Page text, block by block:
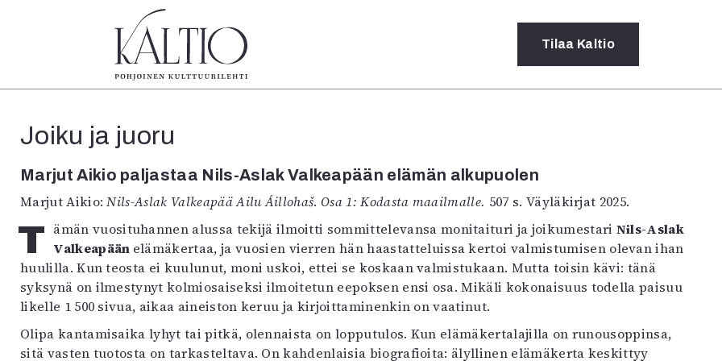
Tanssi
Tanssi
Levyt
4/2026
1/2026
6/2025
5/2025
Lehtiarkisto
Yhteistyössä
Toimitus
Kaltio ry
Tilaa Kaltio
Joiku ja juoru
Marjut Aikio paljastaa Nils-Aslak Valkeapään elämän alkupuolen
Marjut Aikio:Nils-Aslak Valkeapää Ailu Áillohaš. Osa 1: Kodasta maailmalle. 507 s. Väyläkirjat 2025.
Tämän vuosituhannen alussa tekijä ilmoitti sommittelevansa monitaituri ja joikumestari Nils-Aslak
Valkeapään elämäkertaa, ja vuosien vierren hän haastatteluissa kertoi valmistumisen olevan ihan
huulilla. Kun teosta ei kuulunut, moni uskoi, ettei se koskaan valmistukaan. Mutta toisin kävi: tänä
syksynä on ilmestynyt kolmiosaiseksi ilmoitetun eepoksen ensi osa. Mikäli kokonaisuus todella paisuu
likelle 1 500 sivua, aikaa aineiston keruu ja kirjoittaminenkin on vaatinut.
Olipa kantamisaika lyhyt tai pitkä, olennaista on lopputulos. Kun elämäkertalajilla on runousoppinsa,
sitä vasten tuotosta on tarkasteltava. On kahdenlaisia biografioita: älyllinen elämäkerta keskittyy